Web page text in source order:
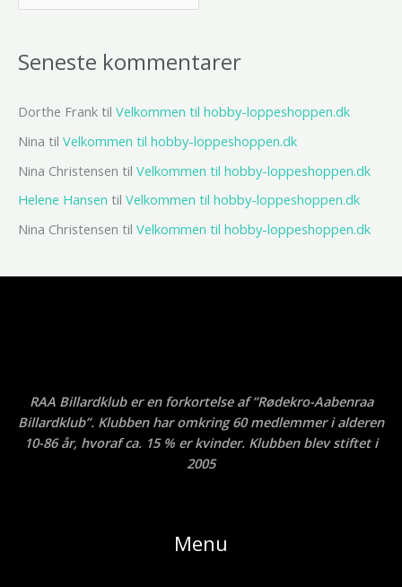
Seneste kommentarer
Dorthe Frank til Velkommen til hobby-loppeshoppen.dk
Nina til Velkommen til hobby-loppeshoppen.dk
Nina Christensen til Velkommen til hobby-loppeshoppen.dk
Helene Hansen til Velkommen til hobby-loppeshoppen.dk
Nina Christensen til Velkommen til hobby-loppeshoppen.dk
RAA Billardklub er en forkortelse af ”Rødekro-Aabenraa
Billardklub”. Klubben har omkring 60 medlemmer i alderen
10-86 år, hvoraf ca. 15 % er kvinder. Klubben blev stiftet i
2005
Menu